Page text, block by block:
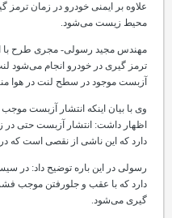
علاوه بر ایمنی خودرو در زمان ترمز
محیط زیست می‌شود.
مهندس مجید رسولی- مجری طرح با
ترمز گیری در خودرو انجام می‌شود
آزبست موجود در سطح لنت در هوا
وی با بیان اینکه انتشار آزبست
اظهار داشت: انتشار آزبست حتی در
دارد که این ناشی از نقصی است که در
دارد که با عقب و جلورفتن موجب
گیری می‌شود.